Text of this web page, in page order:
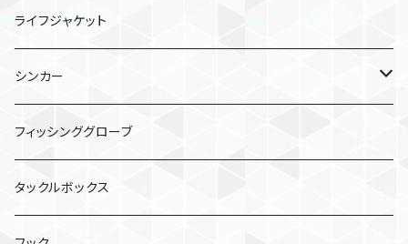
コソジグ ミニ
TGビンビンスイッチ キャンディ
バイブレーション
エギ
クリンチ フラッシュブースト
虫系
ワーム
シーガー PE X8
シーガー PEX8 ルアーエディション
シーガー グランドマックスFX
ライフジャケット
シンカー
バレットシンカー
ビフテキシンカー
2WAY SINKER TG
フィッシンググローブ
タックルボックス